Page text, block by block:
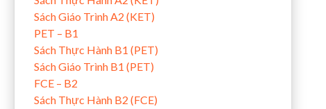
Sách Giáo Trình A2 (KET)
PET – B1
Sách Thực Hành B1 (PET)
Sách Giáo Trình B1 (PET)
FCE – B2
Sách Thực Hành B2 (FCE)